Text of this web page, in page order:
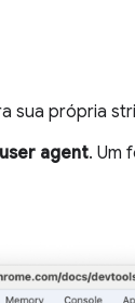
sua própria
agent. Um